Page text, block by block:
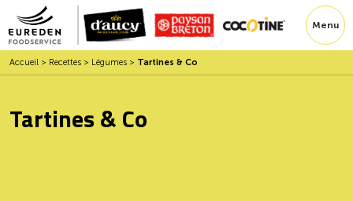
Menu
Accueil > Recettes > Légumes > Tartines & Co
Tartines & Co